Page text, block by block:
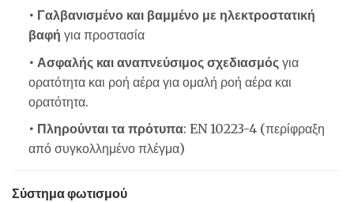
• Γαλβανισμένο και βαμμένο με ηλεκτροστατική
βαφή για προστασία
• Ασφαλής και αναπνεύσιμος σχεδιασμόςγια
ορατότητα και ροή αέρα για ομαλή ροή αέρα και
ορατότητα.
• Πληρούνται τα πρότυπα: EN 10223-4 (περίφραξη
από συγκολλημένο πλέγμα)
Σύστημα φωτισμού